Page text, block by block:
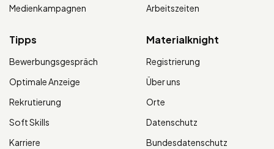
Medienkampagnen
Arbeitszeiten
Tipps
Bewerbungsgespräch
Optimale Anzeige
Rekrutierung
Soft Skills
Karriere
Materialknight
Registrierung
Über uns
Orte
Datenschutz
Bundesdatenschutz